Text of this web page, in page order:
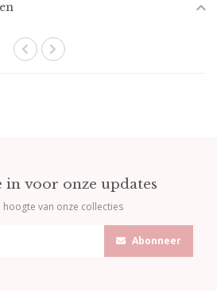
voor onze updates
van onze collecties
Abonneer